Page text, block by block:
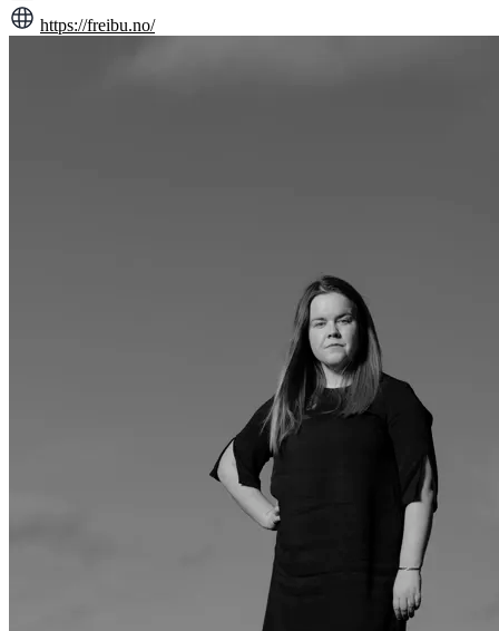
https://freibu.no/